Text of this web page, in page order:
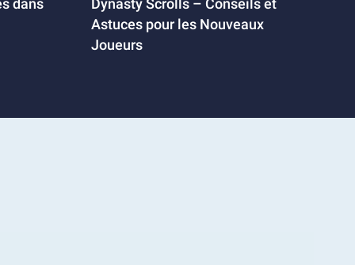
dans
Dynasty Scrolls – Conseils et
Astuces pour les Nouveaux
Joueurs